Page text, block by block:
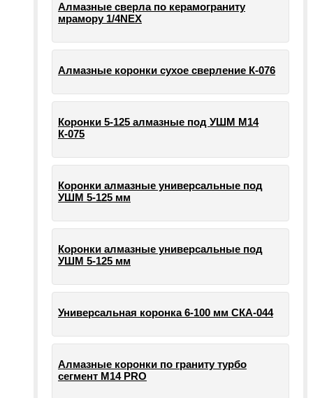
Алмазные сверла по керамограниту
мрамору 1/4NEX
Алмазные коронки сухое сверление К-076
Коронки 5-125 алмазные под УШМ М14
К-075
Коронки алмазные универсальные под
УШМ 5-125 мм
Коронки алмазные универсальные под
УШМ 5-125 мм
Универсальная коронка 6-100 мм СКА-044
Алмазные коронки по граниту турбо
сегмент М14 PRO